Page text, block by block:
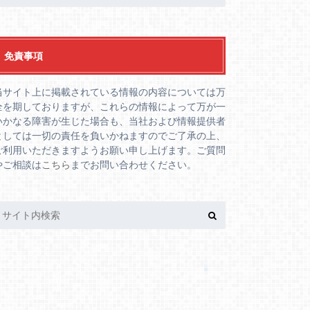
免責事項
サイト上に掲載されている情報の内容については万
を期しておりますが、これらの情報によって万が一
かなる障害が生じた場合も、当社および情報提供者
しては一切の責任を負いかねますのでご了承の上、
利用いただきますようお願い申し上げます。ご質問
ご相談はこちら までお問い合わせください。